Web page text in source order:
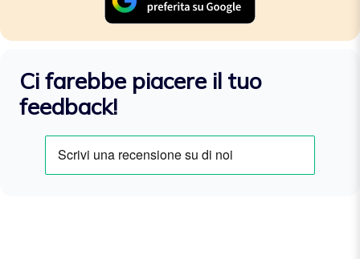
Ci farebbe piacere il tuo
feedback!